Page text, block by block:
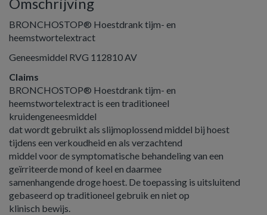
BRONCHOSTOP® Hoestdrank tijm- en
heemstwortelextract
Geneesmiddel RVG 112810 AV
Claims
BRONCHOSTOP® Hoestdrank tijm- en
heemstwortelextract is een traditioneel
kruidengeneesmiddel
dat wordt gebruikt als slijmoplossend middel bij hoest
tijdens een verkoudheid en als verzachtend
middel voor de symptomatische behandeling van een
geïrriteerde mond of keel en daarmee
samenhangende droge hoest. De toepassing is uitsluitend
gebaseerd op traditioneel gebruik en niet op
klinisch bewijs.